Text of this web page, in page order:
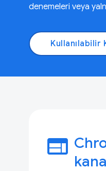
denemeleri veya
Kullanılabilir
web